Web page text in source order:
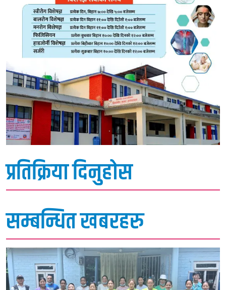
प्रतिक्रिया दिनुहोस
सम्बन्धित खबरहरु